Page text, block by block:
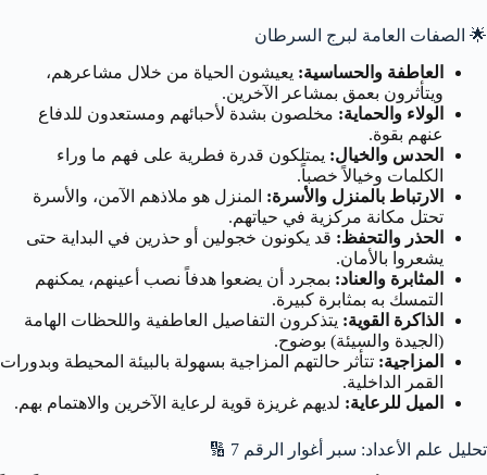
🌟 الصفات العامة لبرج السرطان
العاطفة والحساسية: يعيشون الحياة من خلال مشاعرهم،
ويتأثرون بعمق بمشاعر الآخرين.
الولاء والحماية: مخلصون بشدة لأحبائهم ومستعدون للدفاع
عنهم بقوة.
الحدس والخيال: يمتلكون قدرة فطرية على فهم ما وراء
الكلمات وخيالاً خصباً.
الارتباط بالمنزل والأسرة: المنزل هو ملاذهم الآمن، والأسرة
تحتل مكانة مركزية في حياتهم.
الحذر والتحفظ: قد يكونون خجولين أو حذرين في البداية حتى
يشعروا بالأمان.
المثابرة والعناد: بمجرد أن يضعوا هدفاً نصب أعينهم، يمكنهم
التمسك به بمثابرة كبيرة.
الذاكرة القوية: يتذكرون التفاصيل العاطفية واللحظات الهامة
(الجيدة والسيئة) بوضوح.
المزاجية: تتأثر حالتهم المزاجية بسهولة بالبيئة المحيطة وبدورات
القمر الداخلية.
الميل للرعاية: لديهم غريزة قوية لرعاية الآخرين والاهتمام بهم.
تحليل علم الأعداد: سبر أغوار الرقم 7
🔢